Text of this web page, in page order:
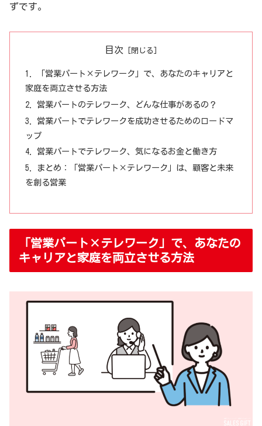
ずです。
目次
「営業パート×テレワーク」で、あなたのキャリアと
家庭を両立させる方法
営業パートのテレワーク、どんな仕事があるの？
営業パートでテレワークを成功させるためのロードマ
ップ
営業パートでテレワーク、気になるお金と働き方
まとめ：「営業パート×テレワーク」は、顧客と未来
を創る営業
「営業パート×テレワーク」で、あなたの
キャリアと家庭を両立させる方法